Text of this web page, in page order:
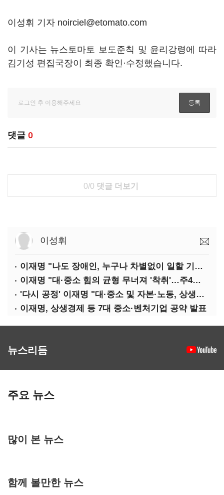
이성휘 기자 noirciel@etomato.com
이 기사는 뉴스토마토 보도준칙 및 윤리강령에 따라
김기성 편집국장이 최종 확인·수정했습니다.
댓글 0
0/0 댓글 더보기
이성휘
이재명 "나도 장애인, 누구나 차별없이 일할 기회 중요"
이재명 "대·중소 힘의 균형 무너져 '착취'…주4일제, 가야할 길"
'다시 공정' 이재명 "대·중소 및 자본·노동, 상생하는 공정한 성장"
이재명, 상생경제 등 7대 중소·벤처기업 공약 발표
뉴스리듬
주요 뉴스
많이 본 뉴스
함께 볼만한 뉴스